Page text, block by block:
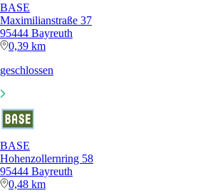
BASE
Maximilianstraße 37
95444 Bayreuth
0,39 km
geschlossen
BASE
Hohenzollernring 58
95444 Bayreuth
0,48 km